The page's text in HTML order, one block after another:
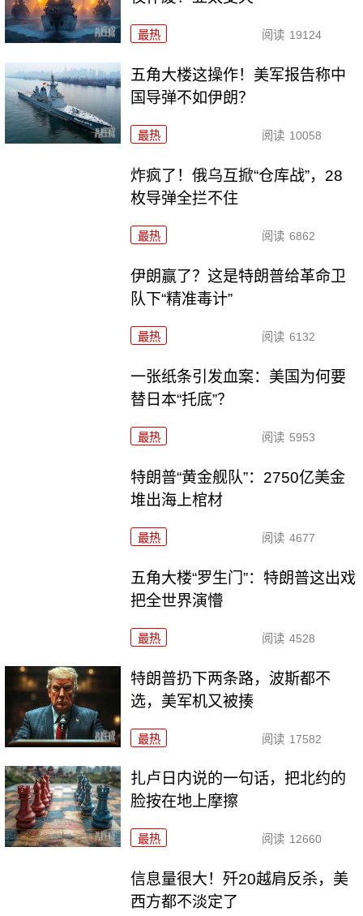
最热 阅读 19124
五角大楼这操作！美军报告称中
国导弹不如伊朗？
最热 阅读 10058
炸疯了！俄乌互掀“仓库战”，28
枚导弹全拦不住
最热 阅读 6862
伊朗赢了？这是特朗普给革命卫
队下“精准毒计”
最热 阅读 6132
一张纸条引发血案：美国为何要
替日本“托底”？
最热 阅读 5953
特朗普“黄金舰队”：2750亿美金
堆出海上棺材
最热 阅读 4677
五角大楼“罗生门”：特朗普这出戏
把全世界演懵
最热 阅读 4528
特朗普扔下两条路，波斯都不
选，美军机又被揍
最热 阅读 17582
扎卢日内说的一句话，把北约的
脸按在地上摩擦
最热 阅读 12660
信息量很大！歼20越肩反杀，美
西方都不淡定了